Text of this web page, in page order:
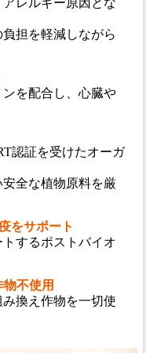
レルギー原因とな
担を軽減しながら
を配合し、心臓や
認証を受けたオーガ
全な植物原料を厳
をサポート
するポストバイオ
不使用
換え作物を一切使